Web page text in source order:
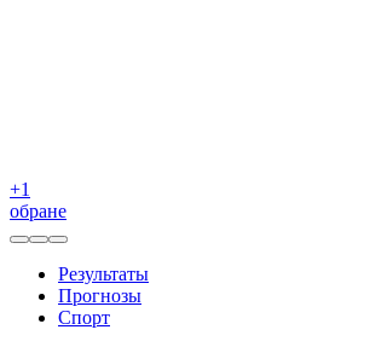
+1
обране
Результаты
Прогнозы
Спорт